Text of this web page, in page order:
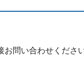
お問い合わせくださ